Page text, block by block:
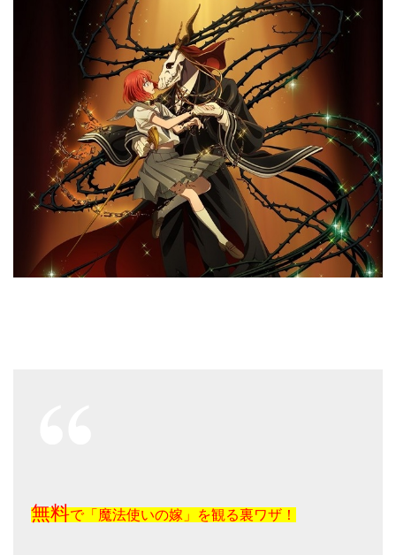
無料で「魔法使いの嫁」を観る裏ワザ！